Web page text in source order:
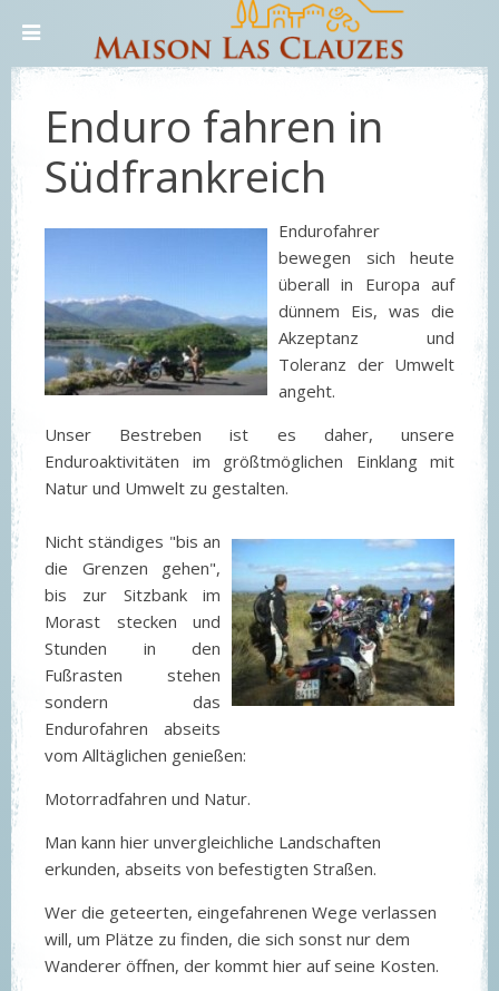
Enduro fahren in
Südfrankreich
Endurofahrer
bewegen sich heute
überall in Europa auf
dünnem Eis, was die
Akzeptanz und
Toleranz der Umwelt
angeht.
Unser Bestreben ist es daher, unsere
Enduroaktivitäten im größtmöglichen Einklang mit
Natur und Umwelt zu gestalten.
Nicht ständiges "bis an
die Grenzen gehen",
bis zur Sitzbank im
Morast stecken und
Stunden in den
Fußrasten stehen
sondern das
Endurofahren abseits
vom Alltäglichen genießen:
Motorradfahren und Natur.
Man kann hier unvergleichliche Landschaften
erkunden, abseits von befestigten Straßen.
Wer die geteerten, eingefahrenen Wege verlassen
will, um Plätze zu finden, die sich sonst nur dem
Wanderer öffnen, der kommt hier auf seine Kosten.